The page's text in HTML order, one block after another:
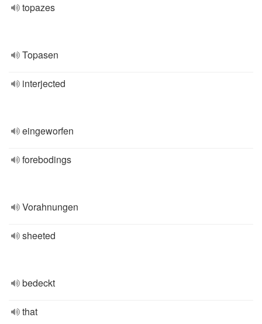
topazes
Topasen
interjected
eingeworfen
forebodings
Vorahnungen
sheeted
bedeckt
that